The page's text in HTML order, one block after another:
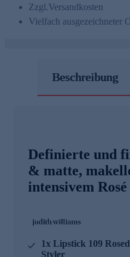
Zzgl.Versandkosten
Vielfach ausgezeichneter
Beschreibung
Definierte und
& matte,
intensivem Rosé
1x Lipstick 109
Styler